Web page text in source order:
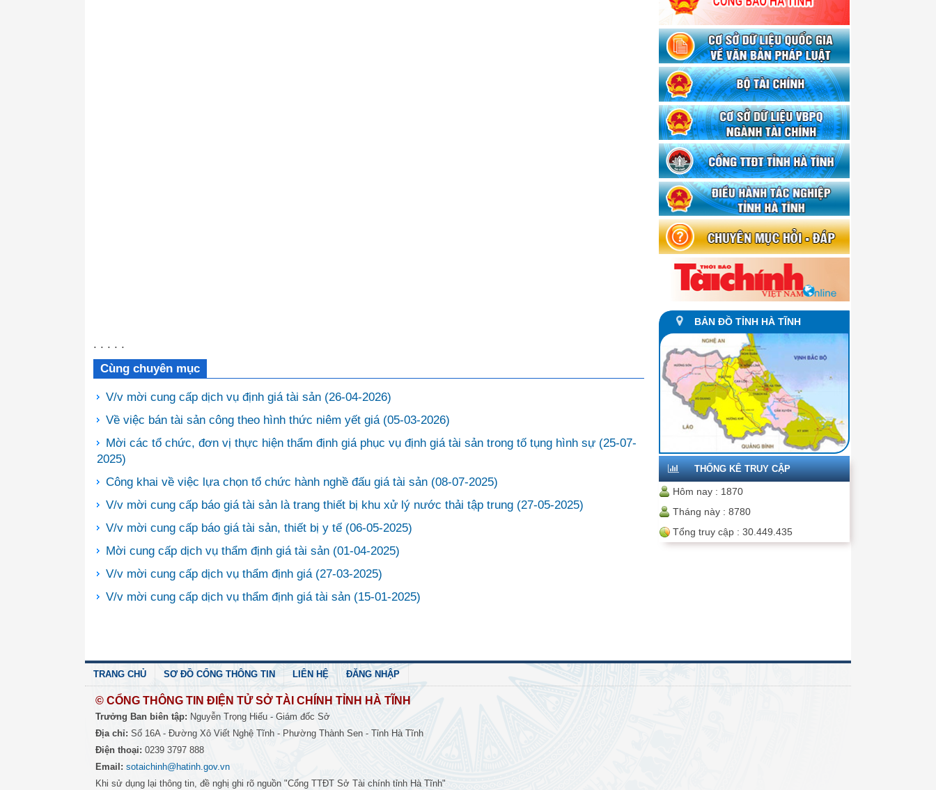
. . . . .
Cùng chuyên mục
V/v mời cung cấp dịch vụ định giá tài sản (26-04-2026)
Về việc bán tài sản công theo hình thức niêm yết giá (05-03-2026)
Mời các tổ chức, đơn vị thực hiện thẩm định giá phục vụ định giá tài sản trong tố tụng hình sự (25-07-
2025)
Công khai về việc lựa chọn tổ chức hành nghề đấu giá tài sản (08-07-2025)
V/v mời cung cấp báo giá tài sản là trang thiết bị khu xử lý nước thải tập trung (27-05-2025)
V/v mời cung cấp báo giá tài sản, thiết bị y tế (06-05-2025)
Mời cung cấp dịch vụ thẩm định giá tài sản (01-04-2025)
V/v mời cung cấp dịch vụ thẩm định giá (27-03-2025)
V/v mời cung cấp dịch vụ thẩm định giá tài sản (15-01-2025)
BẢN ĐỒ TỈNH HÀ TĨNH
THỐNG KÊ TRUY CẬP
Hôm nay : 1870
Tháng này : 8780
Tổng truy cập : 30.449.435
TRANG CHỦ SƠ ĐỒ CỔNG THÔNG TIN LIÊN HỆ ĐĂNG NHẬP
© CỔNG THÔNG TIN ĐIỆN TỬ SỞ TÀI CHÍNH TỈNH HÀ TĨNH
Trưởng Ban biên tập: Nguyễn Trọng Hiếu - Giám đốc Sở
Địa chỉ: Số 16A - Đường Xô Viết Nghệ Tĩnh - Phường Thành Sen - Tỉnh Hà Tĩnh
Điện thoại: 0239 3797 888
Email: sotaichinh@hatinh.gov.vn
Khi sử dụng lại thông tin, đề nghị ghi rõ nguồn "Cổng TTĐT Sở Tài chính tỉnh Hà Tĩnh"